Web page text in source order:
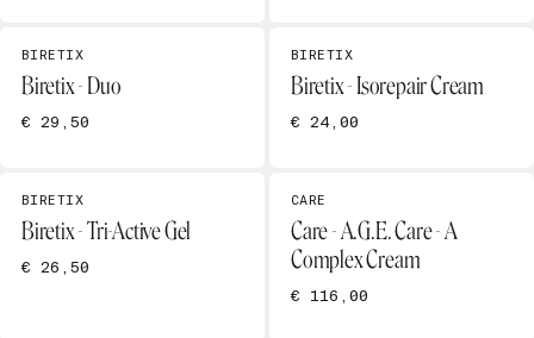
BIRETIX
Biretix - Duo
€ 29,50
BIRETIX
Biretix - Isorepair Cream
€ 24,00
BIRETIX
Biretix - Tri-Active Gel
€ 26,50
CARE
Care - A.G.E. Care - A
Complex Cream
€ 116,00